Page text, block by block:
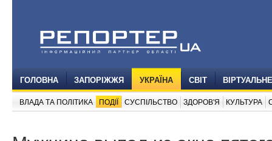
ГОЛОВНА ЗАПОРІЖЖЯ УКРАЇНА СВІТ
ВЛАДА ТА ПОЛІТИКА ПОДІЇ СУСПІЛЬСТВО ЗДОРОВ'Я КУЛЬТУРА